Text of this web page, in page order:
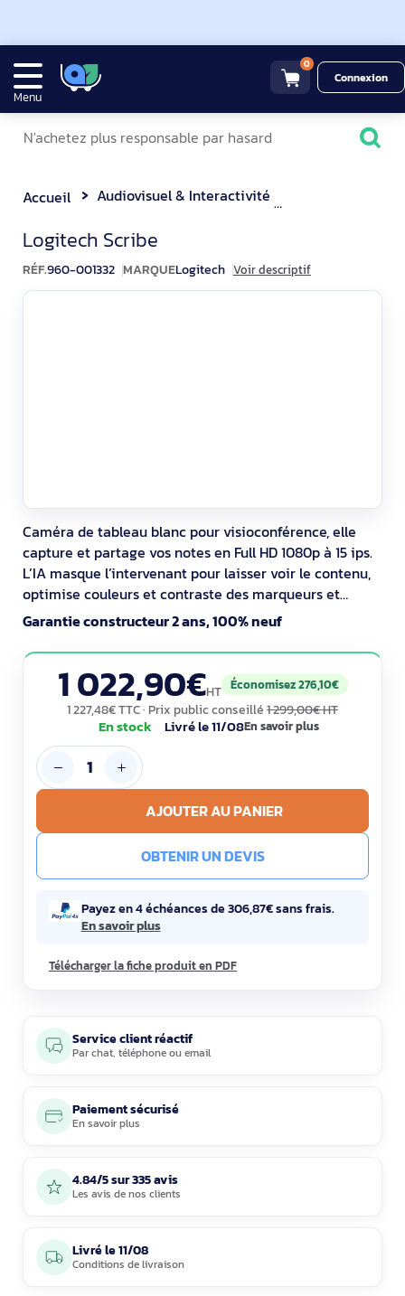
Menu
0
Connexion
Accueil Audiovisuel & Interactivité
Logitech Scribe Caméra
Logitech Scribe
RÉF.960-001332 MARQUELogitech Voir descriptif
Caméra de tableau blanc pour visioconférence, elle
capture et partage vos notes en Full HD 1080p à 15 ips.
L’IA masque l’intervenant pour laisser voir le contenu,
optimise couleurs et contraste des marqueurs et
détecte les mémos. Partage déclenchable via bouton
Bluetooth. Intégration avec Microsoft Teams et Zoom
Rooms. Fixation murale et câbles inclus.
Garantie constructeur 2 ans, 100% neuf
1 022,90€HT Économisez 276,10€
1 227,48€ TTC· Prix public conseillé 1 299,00€ HT
En stock Livré le 11/08En savoir plus
AJOUTER AU PANIER
OBTENIR UN DEVIS
Payez en 4 échéances de 306,87€ sans frais.
En savoir plus
Télécharger la fiche produit en PDF
Service client réactif
Parchat, téléphoneouemail
Paiement sécurisé
En savoir plus
4.84/5 sur 335 avis
Les avis de nos clients
Livré le11/08
Conditions de livraison